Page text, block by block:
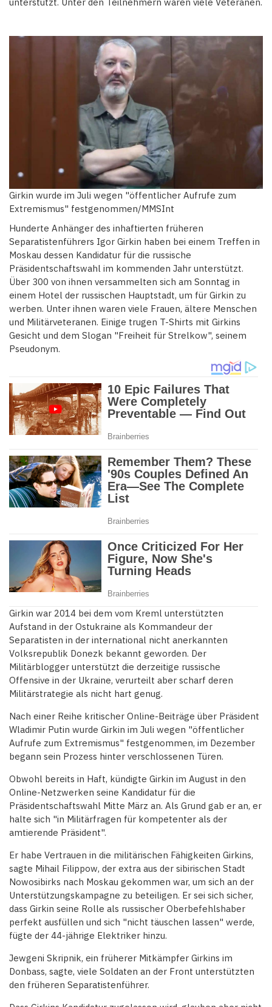
Girkin wurde im Juli wegen "öffentlicher Aufrufe zum
Extremismus" festgenommen/MMSInt
Hunderte Anhänger des inhaftierten früheren
Separatistenführers Igor Girkin haben bei einem Treffen in
Moskau dessen Kandidatur für die russische
Präsidentschaftswahl im kommenden Jahr unterstützt.
Über 300 von ihnen versammelten sich am Sonntag in
einem Hotel der russischen Hauptstadt, um für Girkin zu
werben. Unter ihnen waren viele Frauen, ältere Menschen
und Militärveteranen. Einige trugen T-Shirts mit Girkins
Gesicht und dem Slogan "Freiheit für Strelkow", seinem
Pseudonym.
Girkin war 2014 bei dem vom Kreml unterstützten
Aufstand in der Ostukraine als Kommandeur der
Separatisten in der international nicht anerkannten
Volksrepublik Donezk bekannt geworden. Der
Militärblogger unterstützt die derzeitige russische
Offensive in der Ukraine, verurteilt aber scharf deren
Militärstrategie als nicht hart genug.
Nach einer Reihe kritischer Online-Beiträge über Präsident
Wladimir Putin wurde Girkin im Juli wegen "öffentlicher
Aufrufe zum Extremismus" festgenommen, im Dezember
begann sein Prozess hinter verschlossenen Türen.
Obwohl bereits in Haft, kündigte Girkin im August in den
Online-Netzwerken seine Kandidatur für die
Präsidentschaftswahl Mitte März an. Als Grund gab er an, er
halte sich "in Militärfragen für kompetenter als der
amtierende Präsident".
Er habe Vertrauen in die militärischen Fähigkeiten Girkins,
sagte Mihail Filippow, der extra aus der sibirischen Stadt
Nowosibirks nach Moskau gekommen war, um sich an der
Unterstützungskampagne zu beteiligen. Er sei sich sicher,
dass Girkin seine Rolle als russischer Oberbefehlshaber
perfekt ausfüllen und sich "nicht täuschen lassen" werde,
fügte der 44-jährige Elektriker hinzu.
Jewgeni Skripnik, ein früherer Mitkämpfer Girkins im
Donbass, sagte, viele Soldaten an der Front unterstützten
den früheren Separatistenführer.